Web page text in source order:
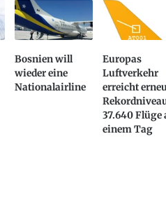
Bosnien will
wieder eine
Nationalairline
Europas
Luftverkehr
erreicht
37.640 Flüge
einem Tag